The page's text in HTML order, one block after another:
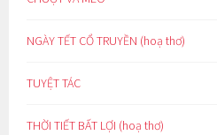
NGÀY TẾT CỔ TRUYỀN (hoạ thơ)
TUYỆT TÁC
THỜI TIẾT BẤT LỢI (hoạ thơ)